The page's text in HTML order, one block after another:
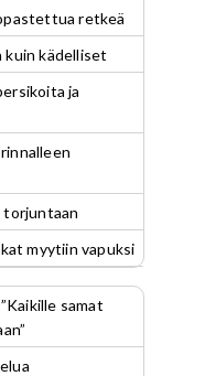
retkeä
kuin kädelliset
ja
torjuntaan
myytiin vapuksi
samat